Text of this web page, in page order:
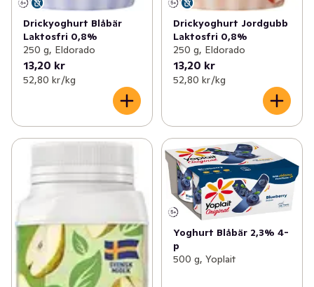
Drickyoghurt Blåbär
Laktosfri 0,8%
250 g, Eldorado
13,20 kr
52,80 kr /kg
Drickyoghurt Jordgubb
Laktosfri 0,8%
250 g, Eldorado
13,20 kr
52,80 kr /kg
Yoghurt Blåbär 2,3% 4-
p
500 g, Yoplait